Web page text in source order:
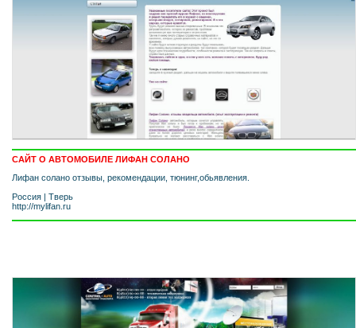
САЙТ О АВТОМОБИЛЕ ЛИФАН СОЛАНО
Лифан солано отзывы, рекомендации, тюнинг,обьявления.
Россия | Тверь
http://mylifan.ru